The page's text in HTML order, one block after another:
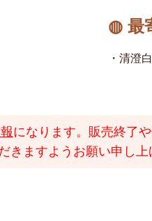
◍ 最
・清澄
になります。販売終了
ますようお願い申し上